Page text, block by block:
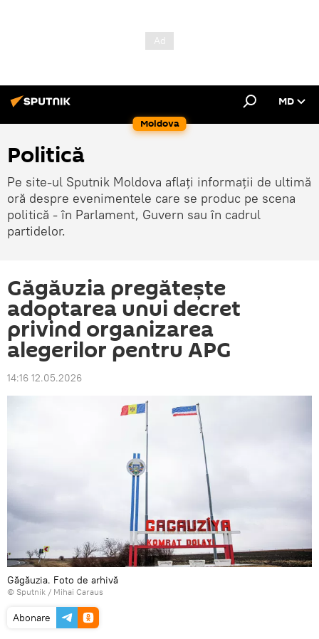
Moldova
MD
Politică
Pe site-ul Sputnik Moldova aflați informații de ultimă
oră despre evenimentele care se produc pe scena
politică - în Parlament, Guvern sau în cadrul
partidelor.
Găgăuzia pregătește
adoptarea unui decret
privind organizarea
alegerilor pentru APG
14:16 12.05.2026
Găgăuzia. Foto de arhivă
© Sputnik / Mihai Caraus
Abonare